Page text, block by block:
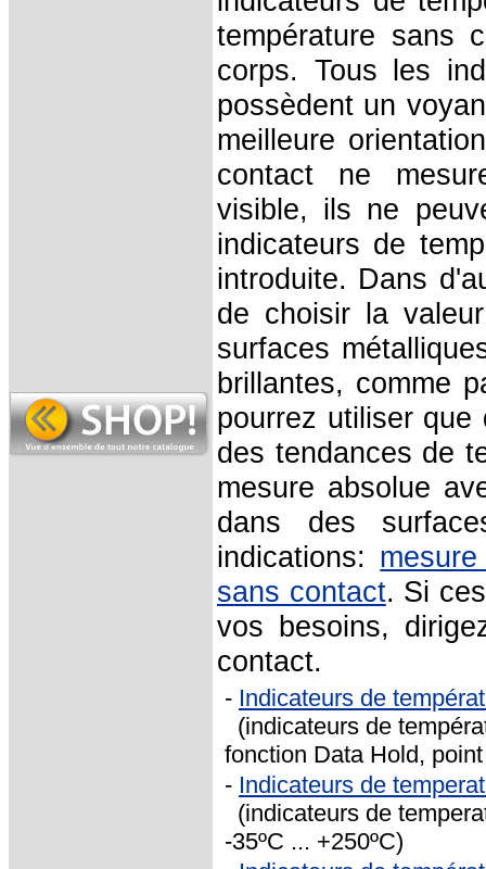
température sans
corps. Tous les
possèdent un
meilleure
contact ne
visible, ils ne
indicateurs de
introduite. Dans
de choisir la
surfaces
brillantes, comme
pourrez utiliser que
des tendances de
mesure absolue
dans des
indications:
sans contact. Si
vos besoins,
contact.
- Indicateurs de
(indicateurs de
fonction Data Hold,
- Indicateurs de
(indicateurs de
-35ºC ... +250ºC)